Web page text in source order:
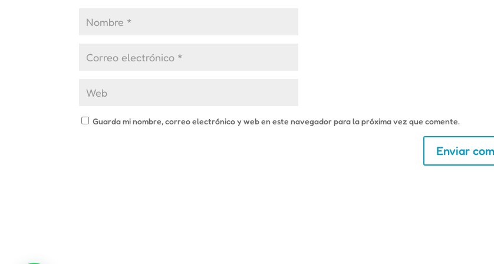
Guarda mi nombre, correo electrónico y web en este navegador para la próxima vez que comente.